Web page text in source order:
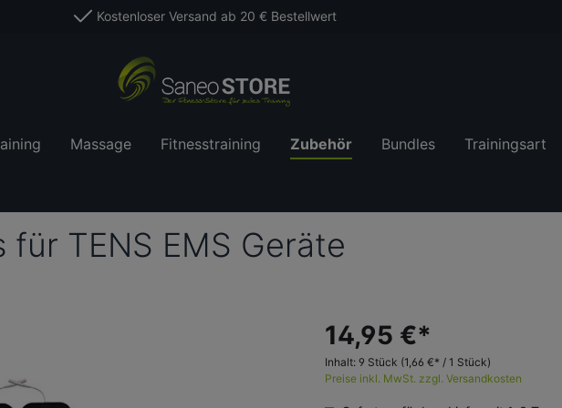
Kostenloser Versand ab 20 € Bestellwert
Massage Fitnesstraining Zubehör Bundles Trainingsart
TENS EMS Geräte
14,95 €*
Inhalt: 9 Stück (1,66 €* / 1 Stück)
Preise inkl. MwSt. zzgl. Versandkosten